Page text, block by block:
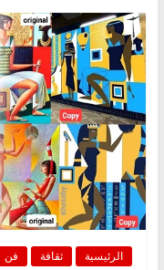
الرئيسية ثقافة فن